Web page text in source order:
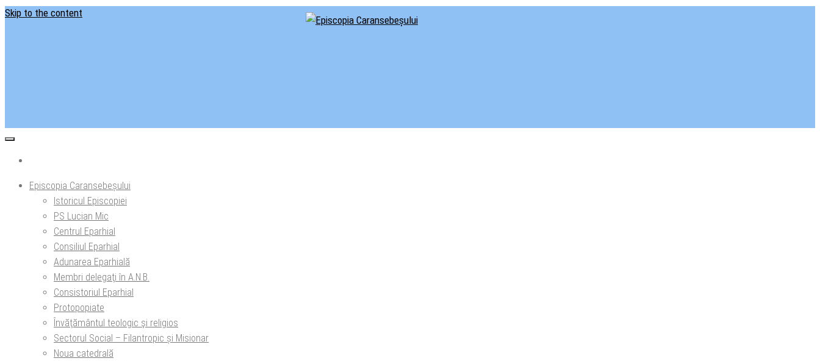
Skip to the content
Episcopia Caransebeșului
Istoricul Episcopiei
PS Lucian Mic
Centrul Eparhial
Consiliul Eparhial
Adunarea Eparhială
Membri delegaţi în A.N.B.
Consistoriul Eparhial
Protopopiate
Învăţământul teologic şi religios
Sectorul Social – Filantropic și Misionar
Noua catedrală